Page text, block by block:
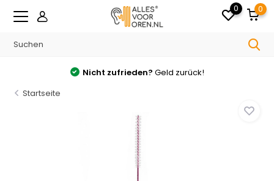
0 0
Nicht zufrieden? Geld zurück!
Startseite